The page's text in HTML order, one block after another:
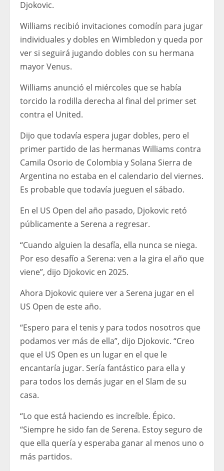
Djokovic.
Williams recibió invitaciones comodín para jugar
individuales y dobles en Wimbledon y queda por
ver si seguirá jugando dobles con su hermana
mayor Venus.
Williams anunció el miércoles que se había
torcido la rodilla derecha al final del primer set
contra el United.
Dijo que todavía espera jugar dobles, pero el
primer partido de las hermanas Williams contra
Camila Osorio de Colombia y Solana Sierra de
Argentina no estaba en el calendario del viernes.
Es probable que todavía jueguen el sábado.
En el US Open del año pasado, Djokovic retó
públicamente a Serena a regresar.
“Cuando alguien la desafía, ella nunca se niega.
Por eso desafío a Serena: ven a la gira el año que
viene”, dijo Djokovic en 2025.
Ahora Djokovic quiere ver a Serena jugar en el
US Open de este año.
“Espero para el tenis y para todos nosotros que
podamos ver más de ella”, dijo Djokovic. “Creo
que el US Open es un lugar en el que le
encantaría jugar. Sería fantástico para ella y
para todos los demás jugar en el Slam de su
casa.
“Lo que está haciendo es increíble. Épico.
“Siempre he sido fan de Serena. Estoy seguro de
que ella quería y esperaba ganar al menos uno o
más partidos.